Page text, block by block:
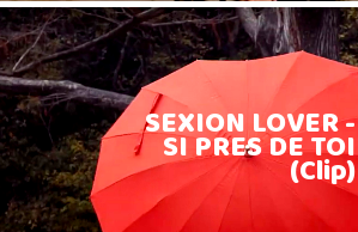
SEXION LOVER -
SI PRES DE TOI
(Clip)